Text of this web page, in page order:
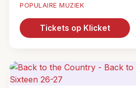
POPULAIRE MUZIEK
Tickets op Klicket